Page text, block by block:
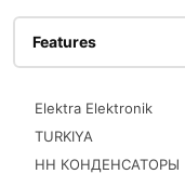
Features
Elektra Elektronik
TURKIYA
НН КОНДЕНСАТОРЫ